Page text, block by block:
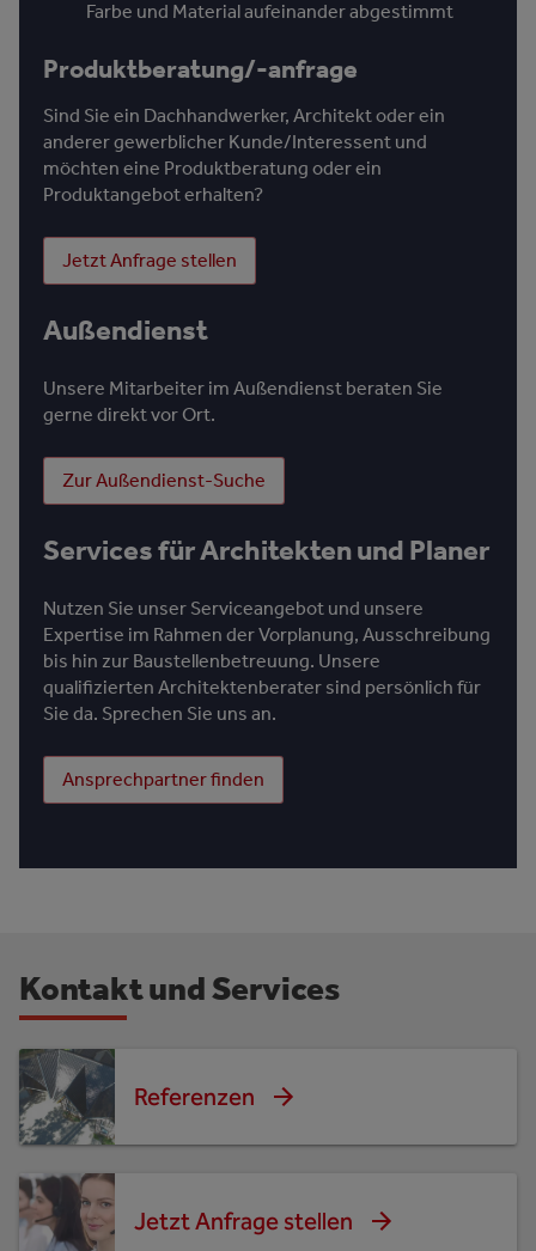
Farbe und Material aufeinander abgestimmt
Produktberatung/-anfrage
Sind Sie ein Dachhandwerker, Architekt oder ein
anderer gewerblicher Kunde/Interessent und
möchten eine Produktberatung oder ein
Produktangebot erhalten?
Jetzt Anfrage stellen
Außendienst
Unsere Mitarbeiter im Außendienst beraten Sie
gerne direkt vor Ort.
Zur Außendienst-Suche
Services für Architekten und Planer
Nutzen Sie unser Serviceangebot und unsere
Expertise im Rahmen der Vorplanung, Ausschreibung
bis hin zur Baustellenbetreuung. Unsere
qualifizierten Architektenberater sind persönlich für
Sie da. Sprechen Sie uns an.
Ansprechpartner finden
Kontakt und Services
Referenzen
Jetzt Anfrage stellen